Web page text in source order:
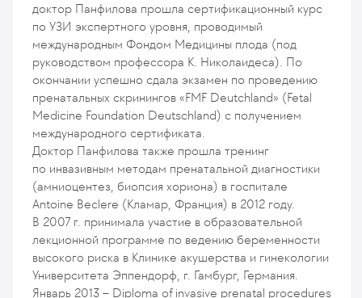
доктор Панфилова прошла сертификационный курс
по УЗИ экспертного уровня, проводимый
международным Фондом Медицины плода (под
руководством профессора К. Николаидеса). По
окончании успешно сдала экзамен по проведению
пренатальных скринингов «FMF Deutchland» (Fetal
Medicine Foundation Deutschland) с получением
международного сертификата.
Доктор Панфилова также прошла тренинг
по инвазивным методам пренатальной диагностики
(амниоцентез, биопсия хориона) в госпитале
Antoine Beclere (Кламар, Франция) в 2012 году.
В 2007 г. принимала участие в образовательной
лекционной программе по ведению беременности
высокого риска в Клинике акушерства и гинекологии
Университета Эппендорф, г. Гамбург, Германия.
Январь 2013 – Diploma of invasive prenatal procedures